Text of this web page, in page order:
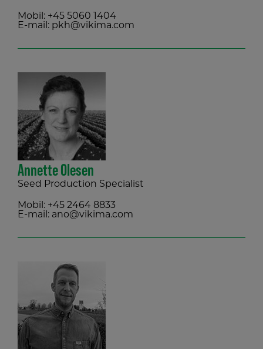
Mobil: +45 5060 1404
E-mail: pkh@vikima.com
Annette Olesen
Seed Production Specialist
Mobil: +45 2464 8833
E-mail: ano@vikima.com